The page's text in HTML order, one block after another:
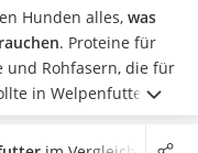
Hunden alles, was
. Proteine für
und Rohfasern, die für
in Welpenfutter
Tests im Internet.
aus unserer